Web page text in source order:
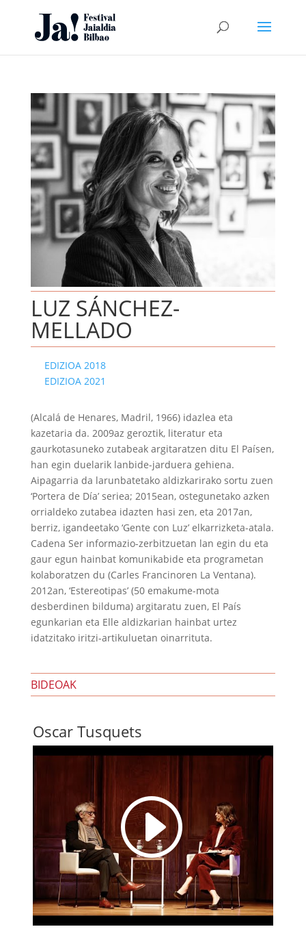
LUZ SÁNCHEZ-
MELLADO
EDIZIOA 2018
EDIZIOA 2021
(Alcalá de Henares, Madril, 1966) idazlea eta
kazetaria da. 2009az geroztik, literatur eta
gaurkotasuneko zutabeak argitaratzen ditu El Paísen,
han egin duelarik lanbide-jarduera gehiena.
Aipagarria da larunbatetako aldizkarirako sortu zuen
‘Portera de Día’ seriea; 2015ean, ostegunetako azken
orrialdeko zutabea idazten hasi zen, eta 2017an,
berriz, igandeetako ‘Gente con Luz’ elkarrizketa-atala.
Cadena Ser informazio-zerbitzuetan lan egin du eta
gaur egun hainbat komunikabide eta programetan
kolaboratzen du (Carles Francinoren La Ventana).
2012an, ‘Estereotipas’ (50 emakume-mota
desberdinen bilduma) argitaratu zuen, El País
egunkarian eta Elle aldizkarian hainbat urtez
idatzitako iritzi-artikuluetan oinarrituta.
BIDEOAK
Oscar Tusquets
I